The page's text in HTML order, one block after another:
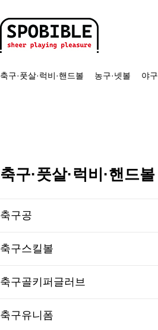
축구·풋살·럭비·핸드볼 농구·넷볼 야구
축구·풋살·럭비·핸드볼
축구공
축구스킬볼
축구골키퍼글러브
축구유니폼